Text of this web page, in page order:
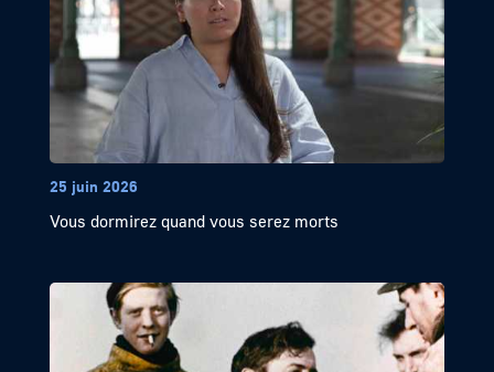
25 juin 2026
Vous dormirez quand vous serez morts